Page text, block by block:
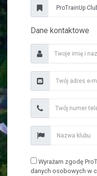
Dane kontaktowe
Wyrażam zgodę
danych osobowych w